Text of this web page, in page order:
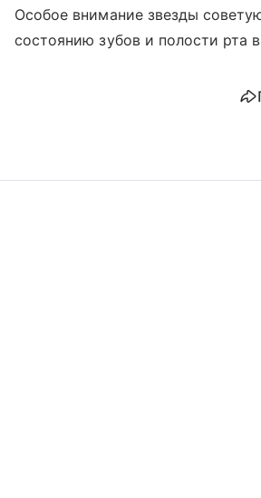
Особое внимание звезды
состоянию зубов и полости рта